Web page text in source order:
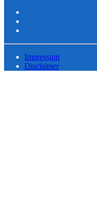
Impressum
Disclaimer